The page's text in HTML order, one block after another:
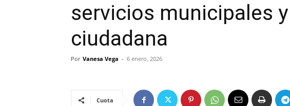
servicios municipales
ciudadana
Por Vanesa Vega - 6 enero, 2026
Cuota